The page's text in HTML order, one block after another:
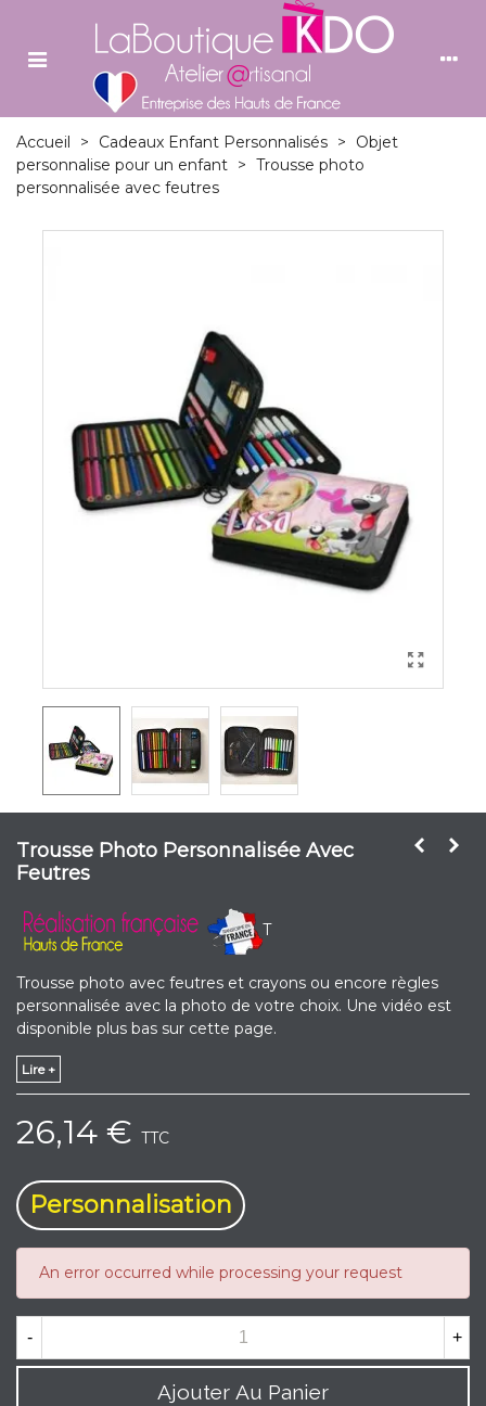
Accueil > Cadeaux Enfant Personnalisés >
Objet
personnalise pour un enfant > Trousse photo
personnalisée avec feutres
Trousse Photo Personnalisée Avec
Feutres
T
Trousse photo avec feutres et crayons ou encore règles
personnalisée avec la photo de votre choix. Une vidéo est
disponible plus bas sur cette page.
Lire +
26,14 € TTC
Personnalisation
An error occurred while processing your request
- +
Ajouter Au Panier